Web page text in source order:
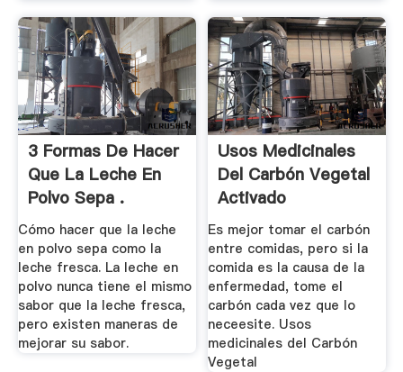
3 Formas De Hacer
Que La Leche En
Polvo Sepa .
Cómo hacer que la leche
en polvo sepa como la
leche fresca. La leche en
polvo nunca tiene el mismo
sabor que la leche fresca,
pero existen maneras de
mejorar su sabor.
Usos Medicinales
Del Carbón Vegetal
Activado
Es mejor tomar el carbón
entre comidas, pero si la
comida es la causa de la
enfermedad, tome el
carbón cada vez que lo
neceesite. Usos
medicinales del Carbón
Vegetal